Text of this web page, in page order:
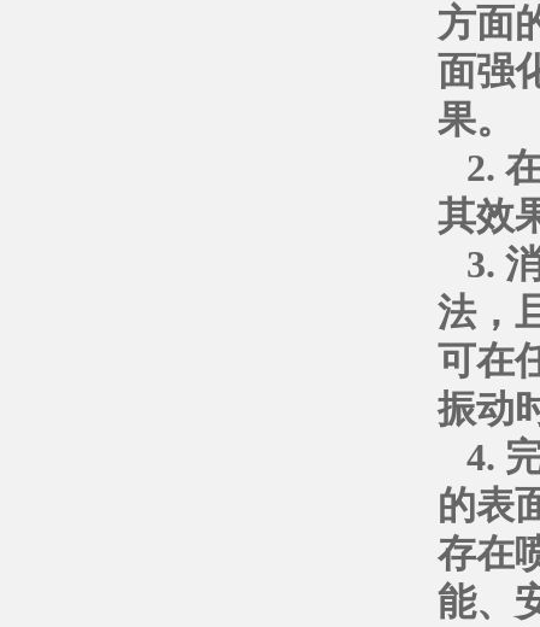
方面
面强
果。
2.
其效
3.
法，
可在
振动
4.
的表
存在
能、